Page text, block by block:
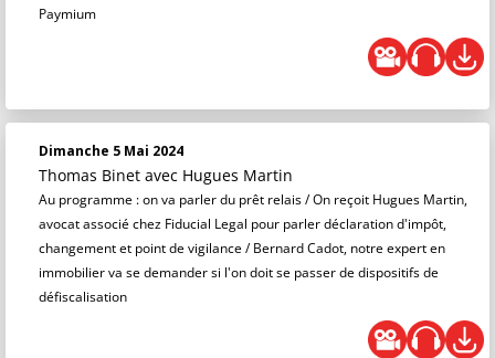
Paymium
Dimanche 5 Mai 2024
Thomas Binet avec Hugues Martin
Au programme : on va parler du prêt relais / On reçoit Hugues Martin,
avocat associé chez Fiducial Legal pour parler déclaration d'impôt,
changement et point de vigilance / Bernard Cadot, notre expert en
immobilier va se demander si l'on doit se passer de dispositifs de
défiscalisation